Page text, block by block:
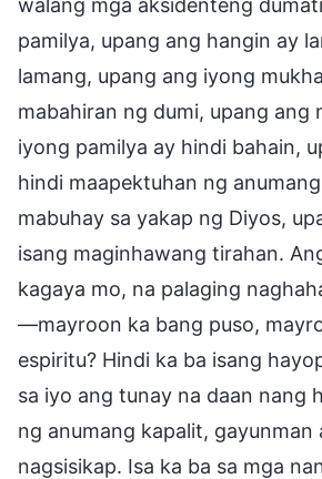
pamilya, upang ang hangin ay
lamang, upang ang iyong
mabahiran ng dumi, upang ang
iyong pamilya ay hindi bahain,
hindi maapektuhan ng
mabuhay sa yakap ng Diyos,
isang maginhawang tirahan.
kagaya mo, na palaging
—mayroon ka bang puso,
espiritu? Hindi ka ba isang
sa iyo ang tunay na daan nang
ng anumang kapalit, gayunman
nagsisikap. Isa ka ba sa mga